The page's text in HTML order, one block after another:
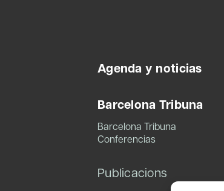
Agenda y noticias
Barcelona Tribuna
Barcelona Tribuna
Conferencias
Publicacions